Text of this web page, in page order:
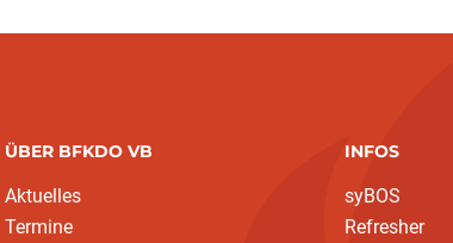
ÜBER BFKDO VB
Aktuelles
Termine
INFOS
syBOS
Refresher